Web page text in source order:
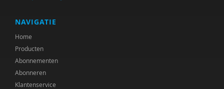
Leonie F. le Sage
Ilse Geerinck
Carolien Gravesteijn
Marte van den Hoed
NAVIGATIE
Home
Producten
Abonnementen
Abonneren
Klantenservice